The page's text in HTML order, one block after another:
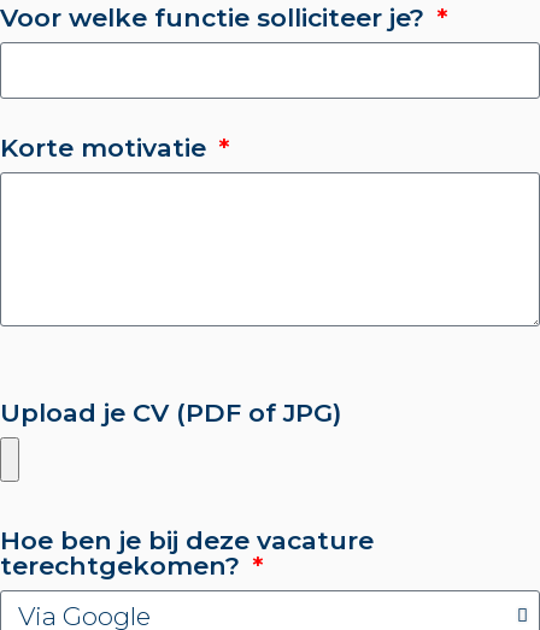
Voor welke functie solliciteer je?
Korte motivatie
Upload je CV (PDF of JPG)
Hoe ben je bij deze vacature
terechtgekomen?